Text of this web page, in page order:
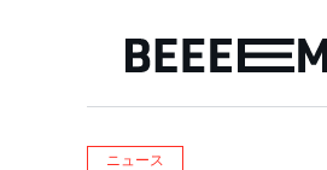
ニュース